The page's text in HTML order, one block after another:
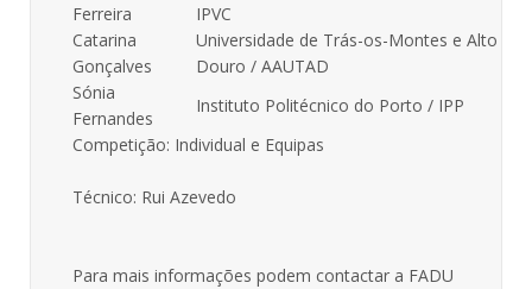
Ferreira
IPVC
Catarina
Gonçalves
Universidade de Trás-os-Montes e Alto
Douro / AAUTAD
Sónia
Fernandes
Instituto Politécnico do Porto / IPP
Competição: Individual e Equipas
Técnico: Rui Azevedo
Para mais informações podem contactar a FADU